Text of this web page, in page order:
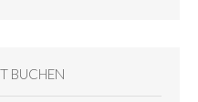
BUCHEN